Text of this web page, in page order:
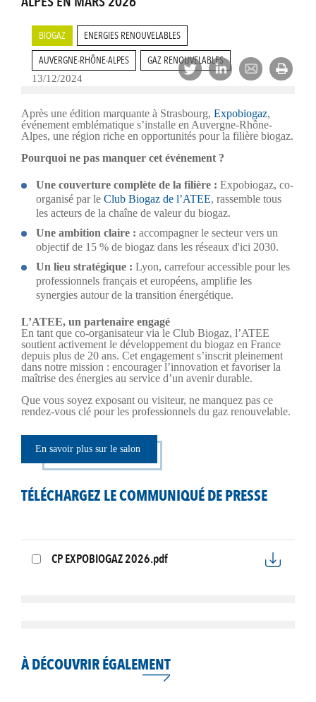
BIOGAZ
ENERGIES RENOUVELABLES
AUVERGNE-RHÔNE-ALPES
GAZ RENOUVELABLES
13/12/2024
Après une édition marquante à Strasbourg, Expobiogaz,
événement emblématique s’installe en Auvergne-Rhône-
Alpes, une région riche en opportunités pour la filière biogaz.
Pourquoi ne pas manquer cet événement ?
Une couverture complète de la filière : Expobiogaz, co-
organisé par le Club Biogaz de l’ATEE, rassemble tous
les acteurs de la chaîne de valeur du biogaz.
Une ambition claire : accompagner le secteur vers un
objectif de 15 % de biogaz dans les réseaux d'ici 2030.
Un lieu stratégique : Lyon, carrefour accessible pour les
professionnels français et européens, amplifie les
synergies autour de la transition énergétique.
L’ATEE, un partenaire engagé
En tant que co-organisateur via le Club Biogaz, l’ATEE
soutient activement le développement du biogaz en France
depuis plus de 20 ans. Cet engagement s’inscrit pleinement
dans notre mission : encourager l’innovation et favoriser la
maîtrise des énergies au service d’un avenir durable.
Que vous soyez exposant ou visiteur, ne manquez pas ce
rendez-vous clé pour les professionnels du gaz renouvelable.
En savoir plus sur le salon
TÉLÉCHARGEZ LE COMMUNIQUÉ DE PRESSE
CP EXPOBIOGAZ 2026.pdf
À DÉCOUVRIR ÉGALEMENT